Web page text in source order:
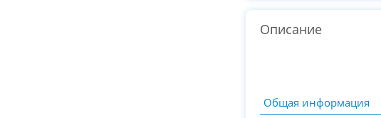
Описание
Общая информация